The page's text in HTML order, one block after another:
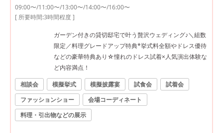
09:00〜/11:00〜/13:00〜/14:00〜/16:00〜
[ 所要時間:3時間程度]
ガーデン付きの貸切邸宅で叶う贅沢ウェディング♪＼組数
限定／料理グレードアップ特典*挙式料全額やドレス優待
などの豪華特典あり☆憧れのドレス試着×人気演出体験な
ど内容満点！
相談会
模擬挙式 模擬披露宴 試食会
試着会
ファッションショー
会場コーディネート
料理・引出物などの展示